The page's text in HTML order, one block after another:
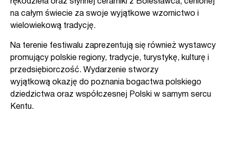
rękodzieła oraz słynnej ceramiki z Bolesławca, cenionej
na całym świecie za swoje wyjątkowe wzornictwo i
wielowiekową tradycję.
Na terenie festiwalu zaprezentują się również wystawcy
promujący polskie regiony, tradycje, turystykę, kulturę i
przedsiębiorczość. Wydarzenie stworzy
wyjątkową okazję do poznania bogactwa polskiego
dziedzictwa oraz współczesnej Polski w samym sercu
Kentu.